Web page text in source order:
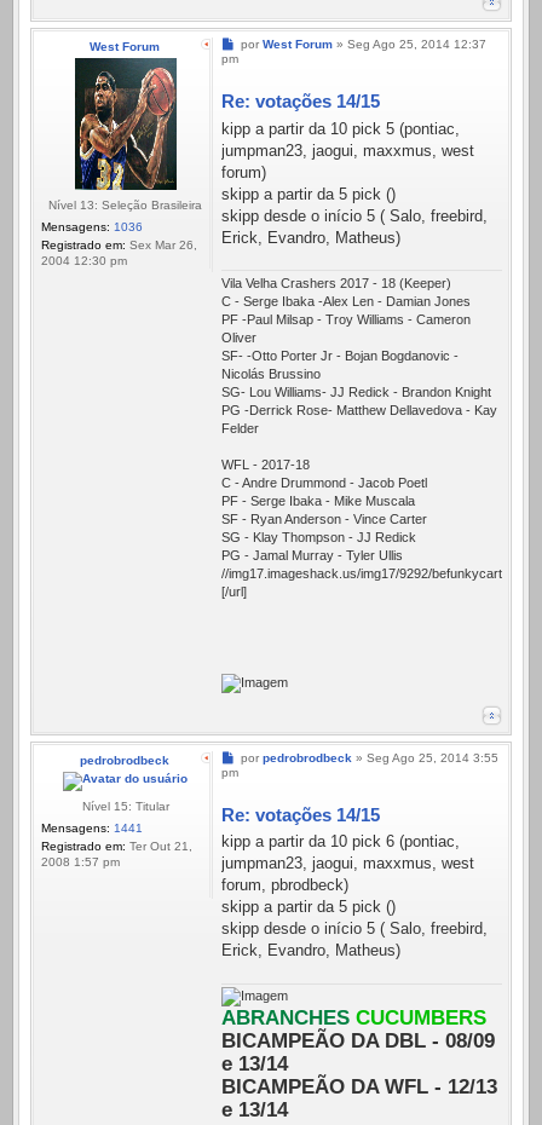
West Forum
Nível 13: Seleção Brasileira
Mensagens: 1036
Registrado em: Sex Mar 26,
2004 12:30 pm
Mensagem
por West Forum» Seg Ago 25, 2014 12:37
pm
Re: votações 14/15
kipp a partir da 10 pick 5 (pontiac,
jumpman23, jaogui, maxxmus, west
forum)
skipp a partir da 5 pick ()
skipp desde o início 5 ( Salo, freebird,
Erick, Evandro, Matheus)
Vila Velha Crashers 2017 - 18 (Keeper)
C - Serge Ibaka -Alex Len - Damian Jones
PF -Paul Milsap - Troy Williams - Cameron
Oliver
SF- -Otto Porter Jr - Bojan Bogdanovic -
Nicolás Brussino
SG- Lou Williams- JJ Redick - Brandon Knight
PG -Derrick Rose- Matthew Dellavedova - Kay
Felder
WFL - 2017-18
C - Andre Drummond - Jacob Poetl
PF - Serge Ibaka - Mike Muscala
SF - Ryan Anderson - Vince Carter
SG - Klay Thompson - JJ Redick
PG - Jamal Murray - Tyler Ullis
//img17.imageshack.us/img17/9292/
[/url]
pedrobrodbeck
Nível 15: Titular
Mensagens: 1441
Registrado em: Ter Out 21,
2008 1:57 pm
Mensagem
por pedrobrodbeck » Seg Ago 25, 2014 3:55
pm
Re: votações 14/15
kipp a partir da 10 pick 6 (pontiac,
jumpman23, jaogui, maxxmus, west
forum, pbrodbeck)
skipp a partir da 5 pick ()
skipp desde o início 5 ( Salo, freebird,
Erick, Evandro, Matheus)
ABRANCHES CUCUMBERS
BICAMPEÃO DA DBL - 08/09
e 13/14
BICAMPEÃO DA WFL - 12/13
e 13/14